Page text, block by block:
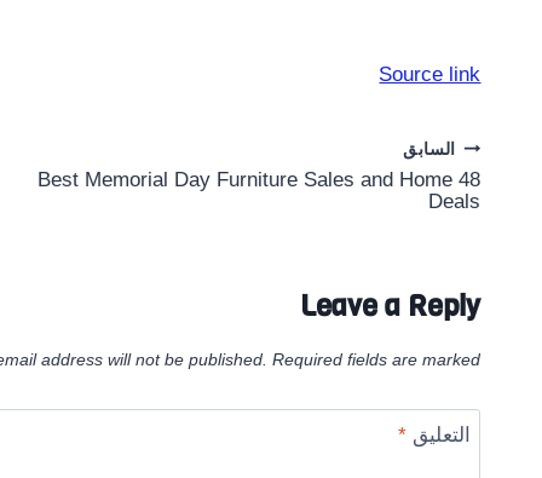
Source link
Post
navigation
السابق
48 Best Memorial Day Furniture Sales and Home
Deals
Leave a Reply
address will not be published. Required fields are marked
التعليق*